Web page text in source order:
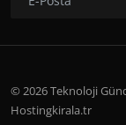
© 2026 Teknoloji
Hostingkirala.tr